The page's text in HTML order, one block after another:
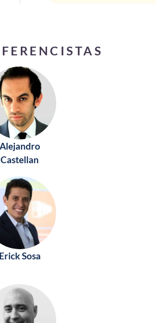
Alejandro
Castellan
Erick Sosa